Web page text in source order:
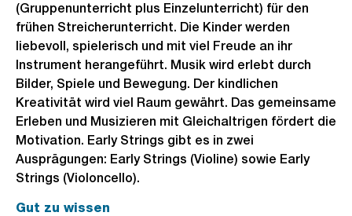
(Gruppenunterricht plus Einzelunterricht) für den
frühen Streicherunterricht. Die Kinder werden
liebevoll, spielerisch und mit viel Freude an ihr
Instrument herangeführt. Musik wird erlebt durch
Bilder, Spiele und Bewegung. Der kindlichen
Kreativität wird viel Raum gewährt. Das gemeinsame
Erleben und Musizieren mit Gleichaltrigen fördert die
Motivation. Early Strings gibt es in zwei
Ausprägungen: Early Strings (Violine) sowie Early
Strings (Violoncello).
Gut zu wissen